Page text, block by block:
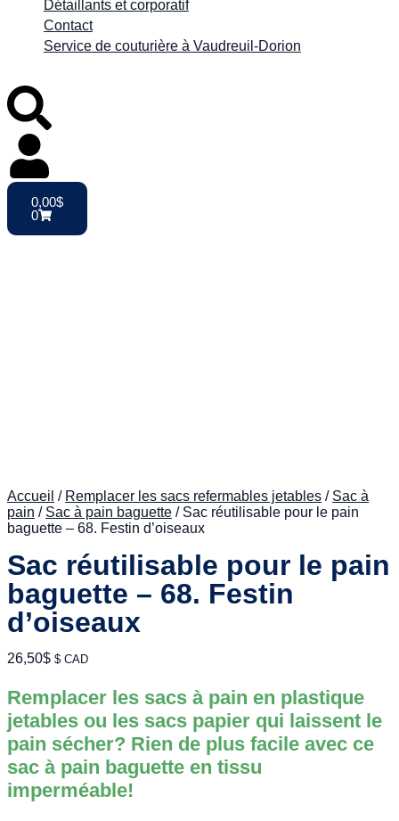
Détaillants et corporatif
Contact
Service de couturière à Vaudreuil-Dorion
0,00$
0
Accueil / Remplacer les sacs refermables jetables / Sac à
pain / Sac à pain baguette / Sac réutilisable pour le pain
baguette – 68. Festin d’oiseaux
Sac réutilisable pour le pain
baguette – 68. Festin
d’oiseaux
26,50$ $ CAD
Remplacer les sacs à pain en plastique
jetables ou les sacs papier qui laissent le
pain sécher? Rien de plus facile avec ce
sac à pain baguette en tissu
imperméable!